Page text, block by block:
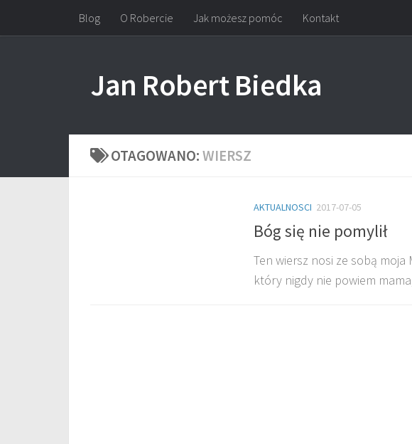
Przejdź do treści
Blog O Robercie Jak możesz pomóc Kontakt
Jan Robert Biedka
OTAGOWANO:WIERSZ
AKTUALNOSCI 2017-07-05
Bóg się nie pomylił
Ten wiersz nosi ze sobą moja
który nigdy nie powiem